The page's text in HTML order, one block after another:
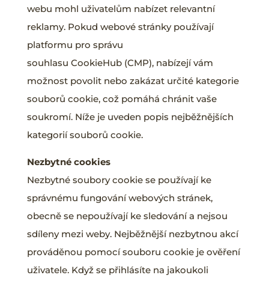
webu mohl uživatelům nabízet relevantní
reklamy. Pokud webové stránky používají
platformu pro správu
souhlasu CookieHub (CMP), nabízejí vám
možnost povolit nebo zakázat určité kategorie
souborů cookie, což pomáhá chránit vaše
soukromí. Níže je uveden popis nejběžnějších
kategorií souborů cookie.
Nezbytné cookies
Nezbytné soubory cookie se používají ke
správnému fungování webových stránek,
obecně se nepoužívají ke sledování a nejsou
sdíleny mezi weby. Nejběžnější nezbytnou akcí
prováděnou pomocí souboru cookie je ověření
uživatele. Když se přihlásíte na jakoukoli